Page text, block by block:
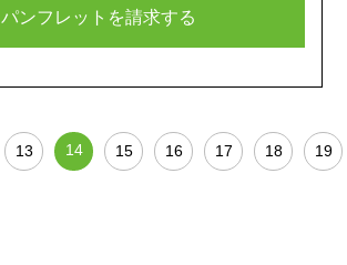
パンフレットを請求する
13 14 15 16 17 18 19